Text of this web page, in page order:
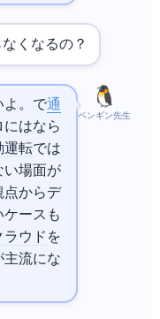
なくなるの？
ペンギン先生
。 で通
はなら
運転では
い場面が
点からデ
ケースも
ラウド を
主流にな